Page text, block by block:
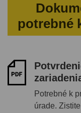
potrebné
Potrebné k
úrade.